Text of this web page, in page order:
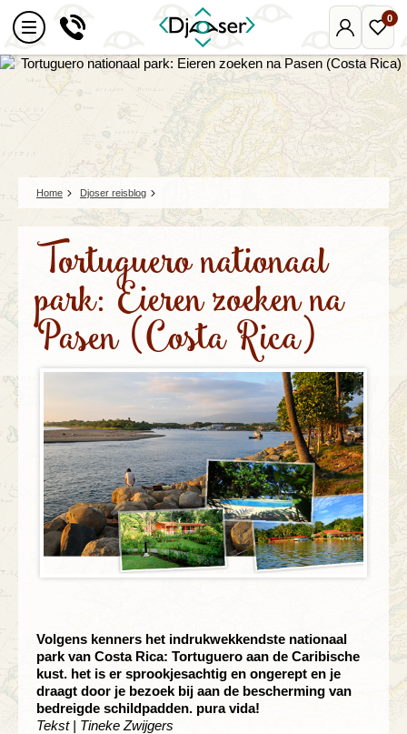
Mijn
Djoser
0
Home Djoser reisblog
Tortuguero nationaal
park: Eieren zoeken na
Pasen (Costa Rica)
Volgens kenners het indrukwekkendste nationaal
park van Costa Rica: Tortuguero aan de Caribische
kust. het is er sprookjesachtig en ongerept en je
draagt door je bezoek bij aan de bescherming van
bedreigde schildpadden. pura vida!
Tekst | Tineke Zwijgers